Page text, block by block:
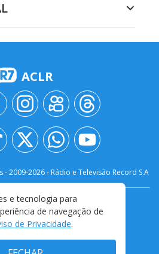
ACLR
- 2009-2026- Rádio e Televisão Record S.A
CONOSCO
PRIVACIDADE
E CONDIÇÕES DE USO
e tecnologia para
de navegação de
de Privacidade.